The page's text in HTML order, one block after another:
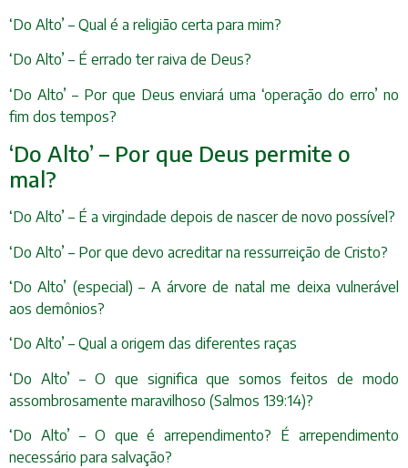
‘Do Alto’ – Qual é a religião certa para mim?
‘Do Alto’ – É errado ter raiva de Deus?
‘Do Alto’ – Por que Deus enviará uma ‘operação do erro’ no
fim dos tempos?
‘Do Alto’ – Por que Deus permite o
mal?
‘Do Alto’ – É a virgindade depois de nascer de novo possível?
‘Do Alto’ – Por que devo acreditar na ressurreição de Cristo?
‘Do Alto’ (especial) – A árvore de natal me deixa vulnerável
aos demônios?
‘Do Alto’ – Qual a origem das diferentes raças
‘Do Alto’ – O que significa que somos feitos de modo
assombrosamente maravilhoso (Salmos 139:14)?
‘Do Alto’ – O que é arrependimento? É arrependimento
necessário para salvação?